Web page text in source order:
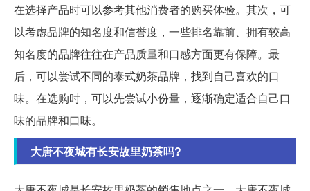
在选择产品时可以参考其他消费者的购买体验。其次，可
以考虑品牌的知名度和信誉度，一些排名靠前、拥有较高
知名度的品牌往往在产品质量和口感方面更有保障。最
后，可以尝试不同的泰式奶茶品牌，找到自己喜欢的口
味。在选购时，可以先尝试小份量，逐渐确定适合自己口
味的品牌和口味。
大唐不夜城有长安故里奶茶吗?